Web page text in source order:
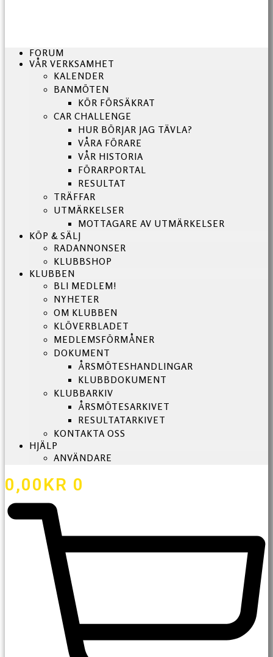
FORUM
VÅR VERKSAMHET
KALENDER
BANMÖTEN
KÖR FÖRSÄKRAT
CAR CHALLENGE
HUR BÖRJAR JAG TÄVLA?
VÅRA FÖRARE
VÅR HISTORIA
FÖRARPORTAL
RESULTAT
TRÄFFAR
UTMÄRKELSER
MOTTAGARE AV UTMÄRKELSER
KÖP & SÄLJ
RADANNONSER
KLUBBSHOP
KLUBBEN
BLI MEDLEM!
NYHETER
OM KLUBBEN
KLÖVERBLADET
MEDLEMSFÖRMÅNER
DOKUMENT
ÅRSMÖTESHANDLINGAR
KLUBBDOKUMENT
KLUBBARKIV
ÅRSMÖTESARKIVET
RESULTATARKIVET
KONTAKTA OSS
HJÄLP
ANVÄNDARE
0,00KR 0